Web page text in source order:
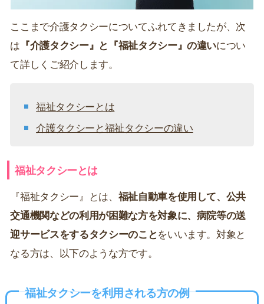
ここまで介護タクシーについてふれてきましたが、次
は 『介護タクシー』と『福祉タクシー』の違いについ
て詳しくご紹介します。
福祉タクシーとは
介護タクシーと福祉タクシーの違い
福祉タクシーとは
『福祉タクシー』とは、福祉自動車を使用して、公共
交通機関などの利用が困難な方を対象に、病院等の送
迎サービスをするタクシーのことをいいます。対象と
なる方は、以下のような方です。
福祉タクシーを利用される方の例